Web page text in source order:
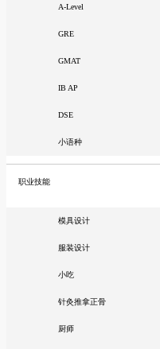
A-Level
GRE
GMAT
IB AP
DSE
小语种
职业技能
模具设计
服装设计
小吃
针灸推拿正骨
厨师